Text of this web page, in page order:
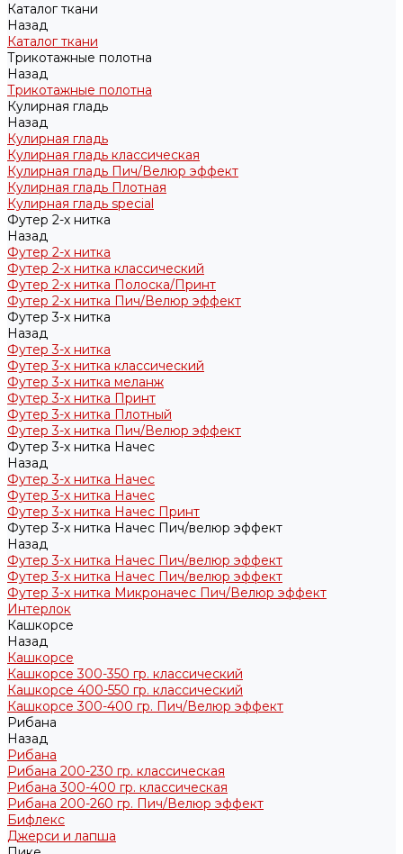
Каталог ткани
Назад
Каталог ткани
Трикотажные полотна
Назад
Трикотажные полотна
Кулирная гладь
Назад
Кулирная гладь
Кулирная гладь классическая
Кулирная гладь Пич/Велюр эффект
Кулирная гладь Плотная
Кулирная гладь special
Футер 2-х нитка
Назад
Футер 2-х нитка
Футер 2-х нитка классический
Футер 2-х нитка Полоска/Принт
Футер 2-х нитка Пич/Велюр эффект
Футер 3-х нитка
Назад
Футер 3-х нитка
Футер 3-х нитка классический
Футер 3-х нитка меланж
Футер 3-х нитка Принт
Футер 3-х нитка Плотный
Футер 3-х нитка Пич/Велюр эффект
Футер 3-х нитка Начес
Назад
Футер 3-х нитка Начес
Футер 3-х нитка Начес
Футер 3-х нитка Начес Принт
Футер 3-х нитка Начес Пич/велюр эффект
Назад
Футер 3-х нитка Начес Пич/велюр эффект
Футер 3-х нитка Начес Пич/велюр эффект
Футер 3-х нитка Микроначес Пич/Велюр эффект
Интерлок
Кашкорсе
Назад
Кашкорсе
Кашкорсе 300-350 гр. классический
Кашкорсе 400-550 гр. классический
Кашкорсе 300-400 гр. Пич/Велюр эффект
Рибана
Назад
Рибана
Рибана 200-230 гр. классическая
Рибана 300-400 гр. классическая
Рибана 200-260 гр. Пич/Велюр эффект
Бифлекс
Джерси и лапша